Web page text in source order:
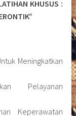
KHUSUS :
Meningkatkan
Pelayanan
Keperawatan